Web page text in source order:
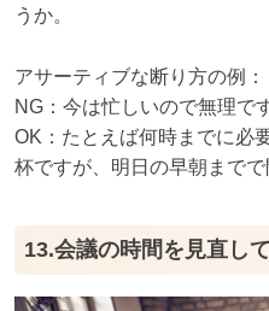
うか。
アサーティブな断り方の例：
NG：今は忙しいので無理で
OK：たとえば何時までに
杯ですが、明日の早朝までで
13.会議の時間を見直し